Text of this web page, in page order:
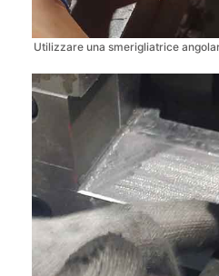
Utilizzare una smerigliatrice